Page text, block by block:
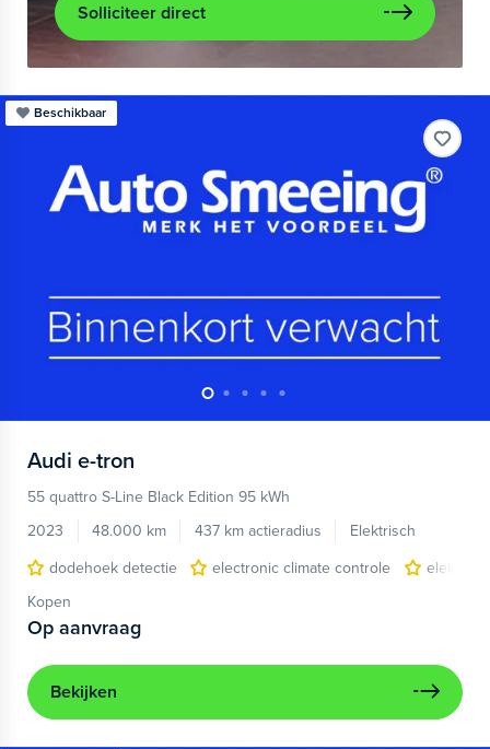
Solliciteer direct
Beschikbaar
Audi e-tron
55 quattro S-Line Black Edition 95 kWh
2023
48.000 km 437 km actieradius
Elektrisch
dodehoek detectie
electronic climate controle
Kopen
Op aanvraag
Bekijken